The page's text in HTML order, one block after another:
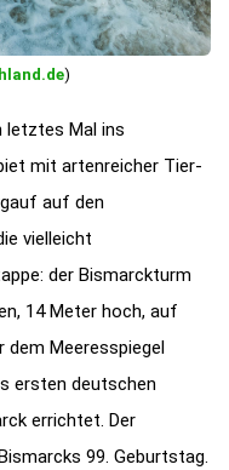
)
letztes Mal ins
mit artenreicher Tier-
auf den
vielleicht
der Bismarckturm
14 Meter hoch, auf
Meeresspiegel
ersten deutschen
errichtet. Der
99. Geburtstag.